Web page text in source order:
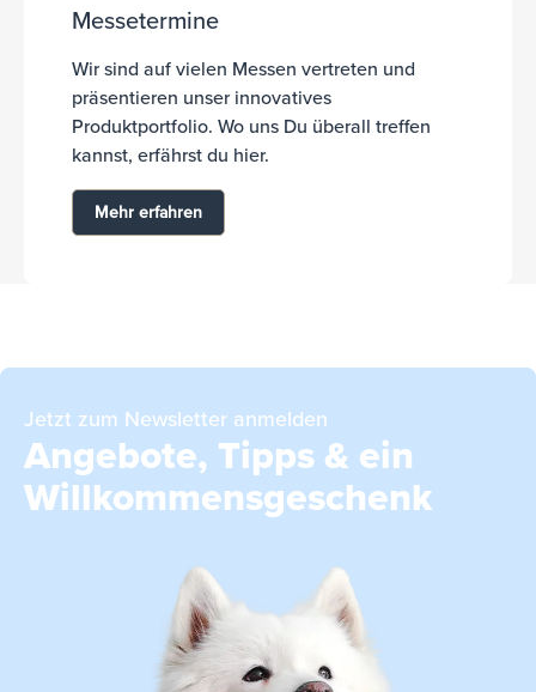
Messetermine
Wir sind auf vielen Messen vertreten und
präsentieren unser innovatives
Produktportfolio. Wo uns Du überall treffen
kannst, erfährst du hier.
Mehr erfahren
Jetzt zum Newsletter anmelden
Angebote, Tipps & ein
Willkommensgeschenk